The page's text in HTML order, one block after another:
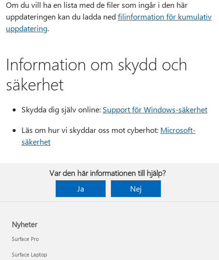
Om du vill ha en lista med de filer som ingår i den här
uppdateringen kan du ladda nedfilinformation för kumulativ
uppdatering.
Information om skydd och
säkerhet
Skydda dig själv online: Support för Windows-säkerhet
Läs om hur vi skyddar oss mot cyberhot: Microsoft-
säkerhet
Var den här informationen till hjälp?
Ja
Nej
Nyheter
Surface Pro
Surface Laptop